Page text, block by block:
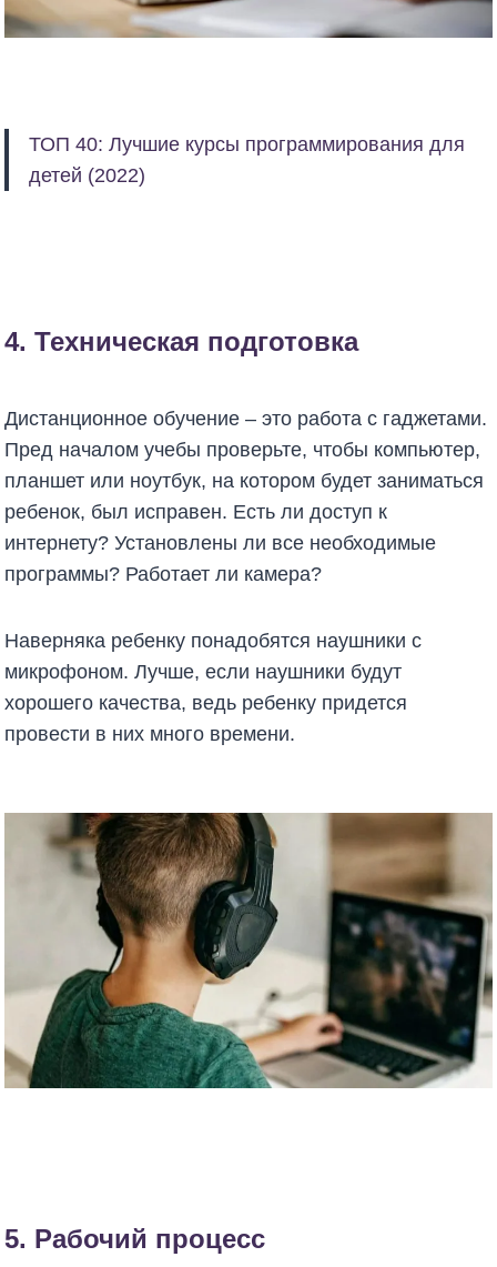
ТОП 40: Лучшие курсы программирования для
детей (2022)
4. Техническая подготовка
Дистанционное обучение – это работа с гаджетами.
Пред началом учебы проверьте, чтобы компьютер,
планшет или ноутбук, на котором будет заниматься
ребенок, был исправен. Есть ли доступ к
интернету? Установлены ли все необходимые
программы? Работает ли камера?
Наверняка ребенку понадобятся наушники с
микрофоном. Лучше, если наушники будут
хорошего качества, ведь ребенку придется
провести в них много времени.
5. Рабочий процесс